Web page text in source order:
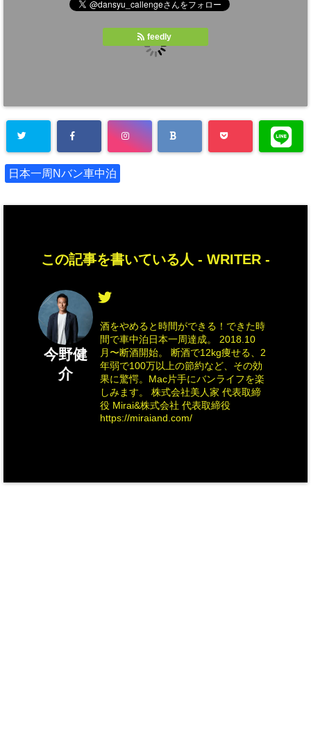
feedly
日本一周Nバン車中泊
この記事を書いている人 - WRITER -
今野健
介
酒をやめると時間ができる！できた時
間で車中泊日本一周達成。 2018.10
月〜断酒開始。 断酒で12kg痩せる、2
年弱で100万以上の節約など、その効
果に驚愕。Mac片手にバンライフを楽
しみます。 株式会社美人家 代表取締
役 Mirai&株式会社 代表取締役
https://miraiand.com/